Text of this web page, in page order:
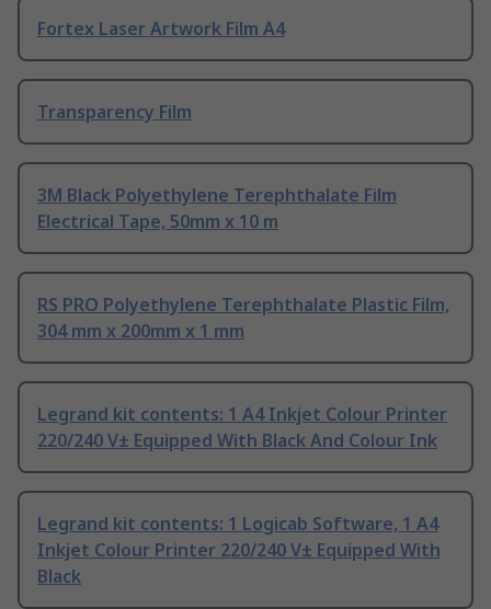
Fortex Laser Artwork Film A4
Transparency Film
3M Black Polyethylene Terephthalate Film
Electrical Tape, 50mm x 10 m
RS PRO Polyethylene Terephthalate Plastic Film,
304 mm x 200mm x 1 mm
Legrand kit contents: 1 A4 Inkjet Colour Printer
220/240 V± Equipped With Black And Colour Ink
Legrand kit contents: 1 Logicab Software, 1 A4
Inkjet Colour Printer 220/240 V± Equipped With
Black